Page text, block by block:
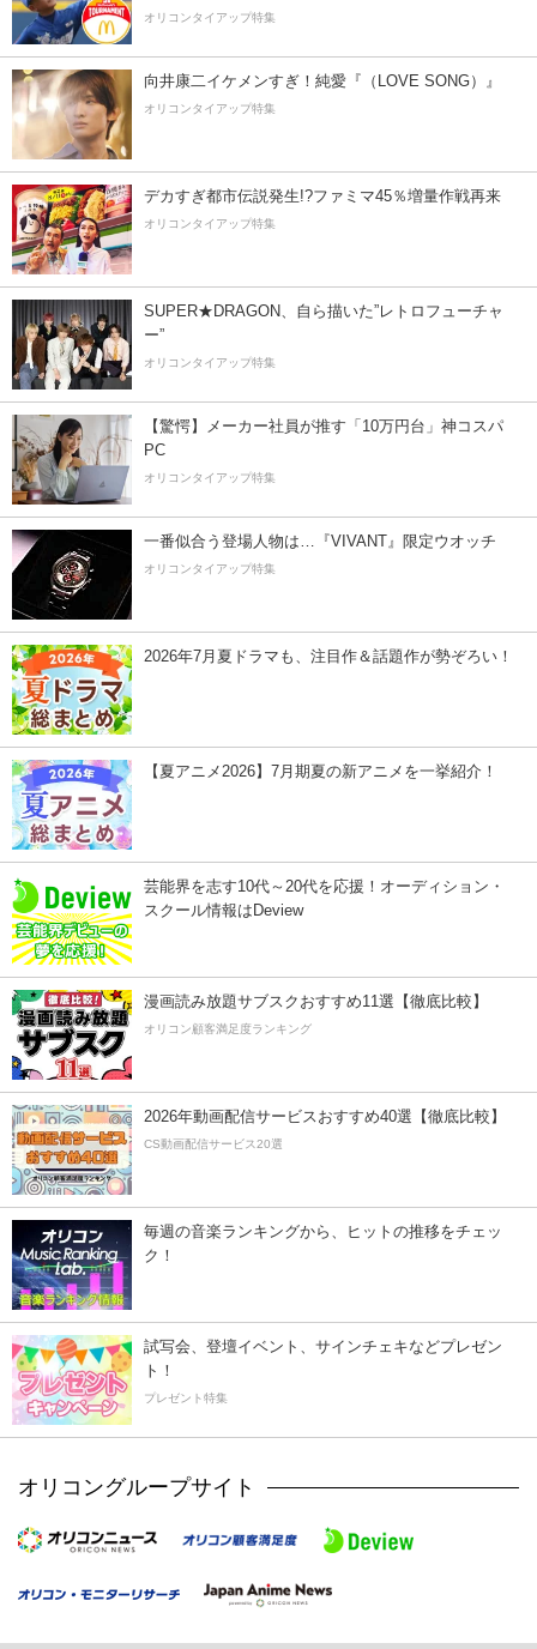
オリコンタイアップ特集
向井康二イケメンすぎ！純愛『（LOVE SONG）』
オリコンタイアップ特集
デカすぎ都市伝説発生!?ファミマ45％増量作戦再来
オリコンタイアップ特集
SUPER★DRAGON、自ら描いた”レトロフューチャ
ー”
オリコンタイアップ特集
【驚愕】メーカー社員が推す「10万円台」神コスパ
PC
オリコンタイアップ特集
一番似合う登場人物は…『VIVANT』限定ウオッチ
オリコンタイアップ特集
2026年7月夏ドラマも、注目作＆話題作が勢ぞろい！
【夏アニメ2026】7月期夏の新アニメを一挙紹介！
芸能界を志す10代～20代を応援！オーディション・
スクール情報はDeview
漫画読み放題サブスクおすすめ11選【徹底比較】
オリコン顧客満足度ランキング
2026年動画配信サービスおすすめ40選【徹底比較】
CS動画配信サービス20選
毎週の音楽ランキングから、ヒットの推移をチェッ
ク！
試写会、登壇イベント、サインチェキなどプレゼン
ト！
プレゼント特集
オリコングループサイト